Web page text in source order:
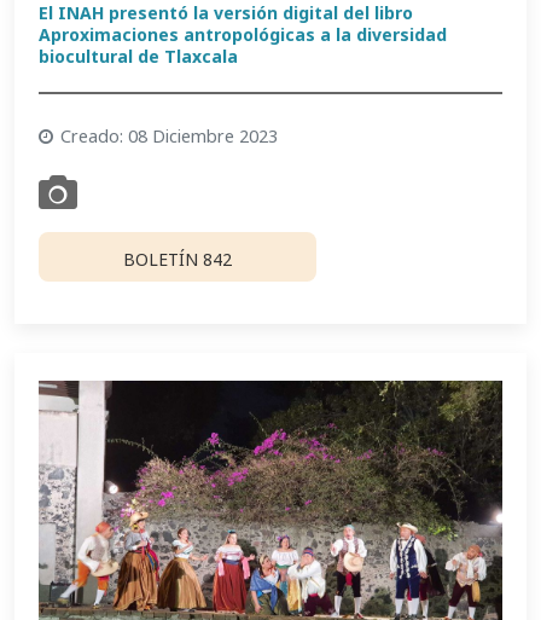
El INAH presentó la versión digital del libro
Aproximaciones antropológicas a la diversidad
biocultural de Tlaxcala
Creado: 08 Diciembre 2023
BOLETÍN 842